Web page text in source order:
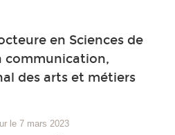
en Sciences de
communication,
des arts et métiers
le 7 mars 2023